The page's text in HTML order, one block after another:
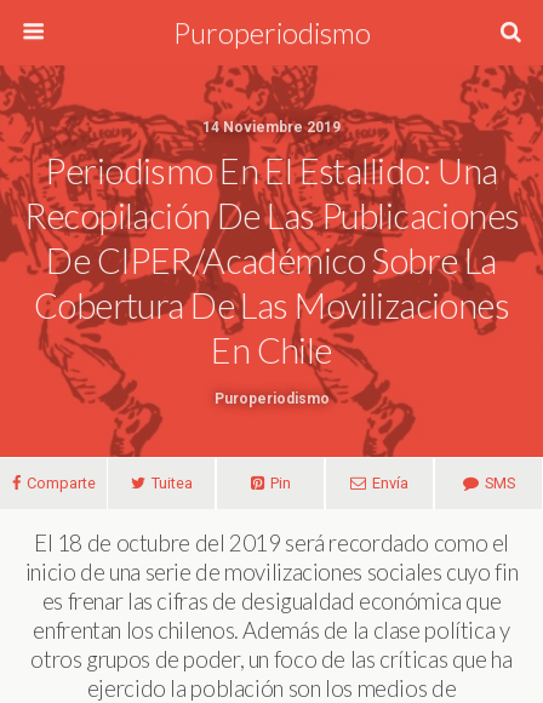
Puroperiodismo
14 Noviembre 2019
Periodismo En El Estallido: Una
Recopilación De Las Publicaciones
De CIPER/Académico Sobre La
Cobertura De Las Movilizaciones
En Chile
Puroperiodismo
Comparte Tuitea Pin Envía SMS
El 18 de octubre del 2019 será recordado como el
inicio de una serie de movilizaciones sociales cuyo fin
es frenar las cifras de desigualdad económica que
enfrentan los chilenos. Además de la clase política y
otros grupos de poder, un foco de las críticas que ha
ejercido la población son los medios de